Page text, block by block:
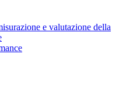
e valutazione della